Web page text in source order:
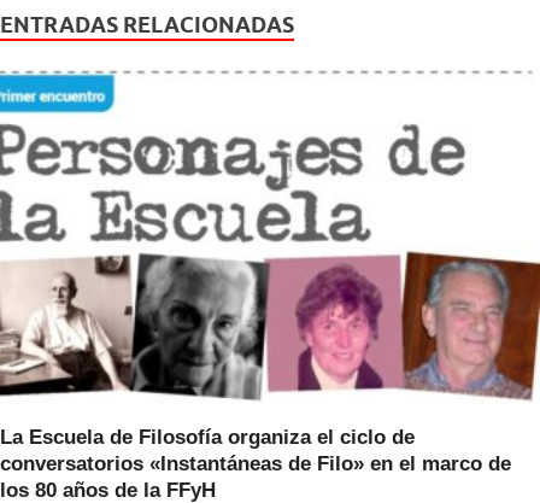
e
b
o
o
k
er s
A
p
ENTRADAS RELACIONADAS
La Escuela de Filosofía organiza el ciclo de
conversatorios «Instantáneas de Filo» en el marco de
los 80 años de la FFyH